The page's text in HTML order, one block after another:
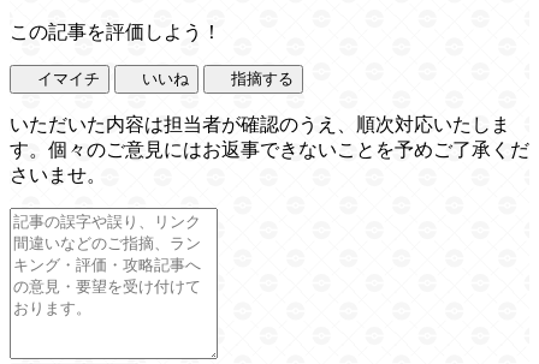
この記事を評価しよう！
イマイチ いいね 指摘する
いただいた内容は担当者が確認のうえ、順次対応いたしま
す。個々のご意見にはお返事できないことを予めご了承くだ
さいませ。